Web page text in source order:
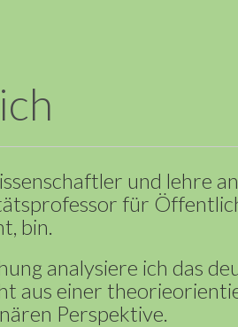
und lehre
für
bin.
analysiere ich das
aus einer
Perspektive.